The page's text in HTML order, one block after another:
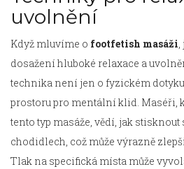
uvolnění
Když mluvíme o footfetish masáži
dosažení hluboké relaxace a
technika není jen o fyzickém
prostoru pro mentální klid. Maséři,
tento typ masáže, vědí, jak
chodidlech, což může výrazně
Tlak na specifická místa může